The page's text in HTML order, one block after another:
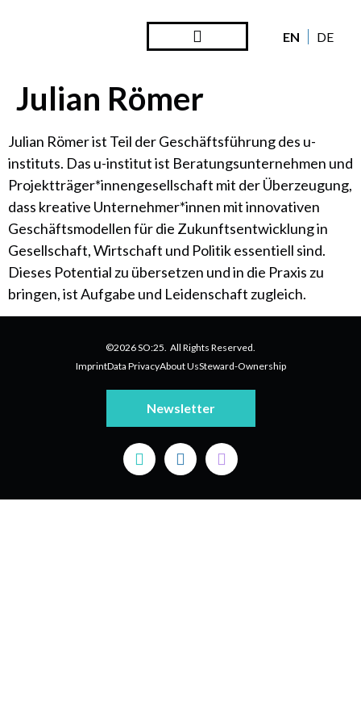
EN DE
Julian Römer
Julian Römer ist Teil der Geschäftsführung des u-
instituts. Das u-institut ist Beratungsunternehmen und
Projektträger*innengesellschaft mit der Überzeugung,
dass kreative Unternehmer*innen mit innovativen
Geschäftsmodellen für die Zukunftsentwicklung in
Gesellschaft, Wirtschaft und Politik essentiell sind.
Dieses Potential zu übersetzen und in die Praxis zu
bringen, ist Aufgabe und Leidenschaft zugleich.
©2026 SO:25. All Rights Reserved.
ImprintData PrivacyAbout UsSteward-Ownership
Newsletter